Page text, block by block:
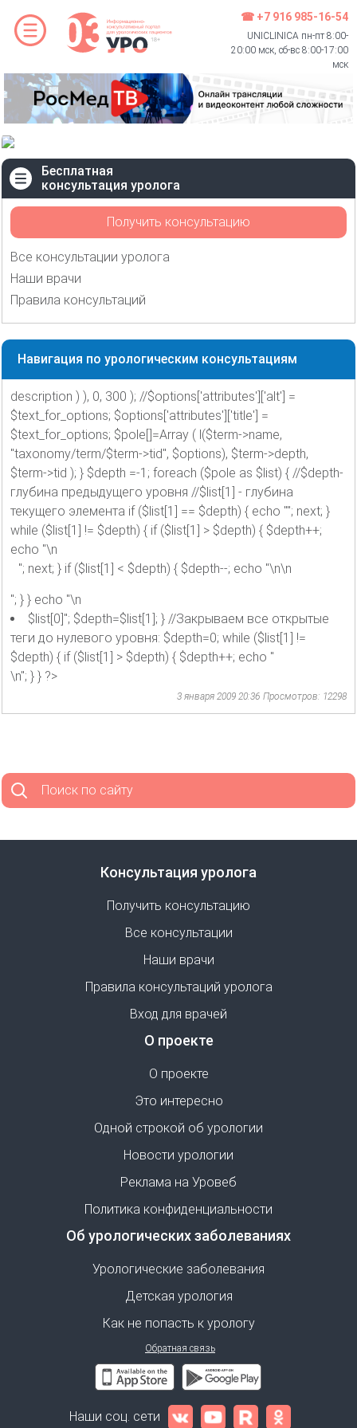
☎ +7 916 985-16-54
UNICLINICA пн-пт 8:00-
20:00 мск, сб-вс 8:00-17:00
мск
Бесплатная
консультация уролога
Получить консультацию
Все консультации уролога
Наши врачи
Правила консультаций
Навигация по урологическим консультациям
description ) ), 0, 300 ); //$options['attributes']['alt'] =
$text_for_options; $options['attributes']['title'] =
$text_for_options; $pole[]=Array ( l($term->name,
"taxonomy/term/$term->tid", $options), $term->depth,
$term->tid ); } $depth =-1; foreach ($pole as $list) { //$depth-
глубина предыдущего уровня //$list[1] - глубина
текущего элемента if ($list[1] == $depth) { echo ""; next; }
while ($list[1] != $depth) { if ($list[1] > $depth) { $depth++;
echo "\n
"; next; } if ($list[1] < $depth) { $depth--; echo "\n\n
"; } } echo "\n
$list[0]"; $depth=$list[1]; } //Закрываем все открытые
теги до нулевого уровня: $depth=0; while ($list[1] !=
$depth) { if ($list[1] > $depth) { $depth++; echo "
\n"; } } ?>
3 января 2009 20:36 Просмотров: 12298
Поиск по сайту
Консультация уролога
Получить консультацию
Все консультации
Наши врачи
Правила консультаций уролога
Вход для врачей
О проекте
О проекте
Это интересно
Одной строкой об урологии
Новости урологии
Реклама на Уровеб
Политика конфиденциальности
Об урологических заболеваниях
Урологические заболевания
Детская урология
Как не попасть к урологу
Обратная связь
Наши соц. сети